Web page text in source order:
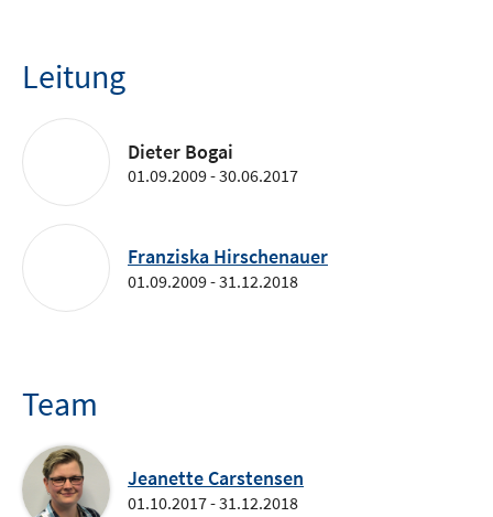
Leitung
Dieter Bogai
01.09.2009 - 30.06.2017
Franziska Hirschenauer
01.09.2009 - 31.12.2018
Team
Jeanette Carstensen
01.10.2017 - 31.12.2018